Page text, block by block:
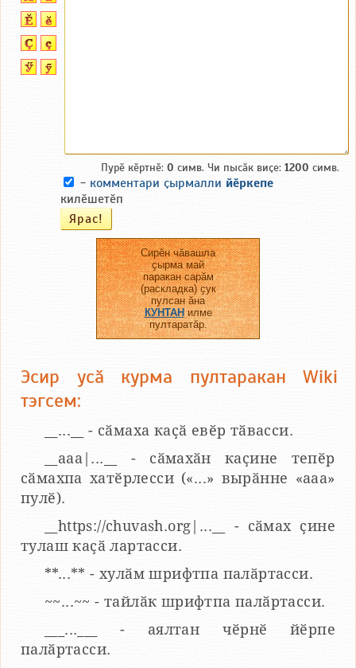
Пурӗ кӗртнӗ: 0 симв. Чи пысӑк виҫе: 1200 симв.
- комментари ҫырмалли йӗркепе
килӗшетӗп
Сирӗн чӑвашла
ҫырма май
паракан сарӑм
(раскладка) ҫук
пулсан ӑна
КУНТАНилме
пултаратӑр.
Эсир усӑ курма пултаракан Wiki
тэгсем:
__...__ - сӑмаха каҫӑ евӗр тӑвасси.
__aaa|...__ - сӑмахӑн каҫине тепӗр
сӑмахпа хатӗрлесси («...» вырӑнне «ааа»
пулӗ).
__https://chuvash.org|...__ - сӑмах ҫине
тулаш каҫӑ лартасси.
**...** - хулӑм шрифтпа палӑртасси.
~~...~~ - тайлӑк шрифтпа палӑртасси.
___...___ - аялтан чӗрнӗ йӗрпе
палӑртасси.